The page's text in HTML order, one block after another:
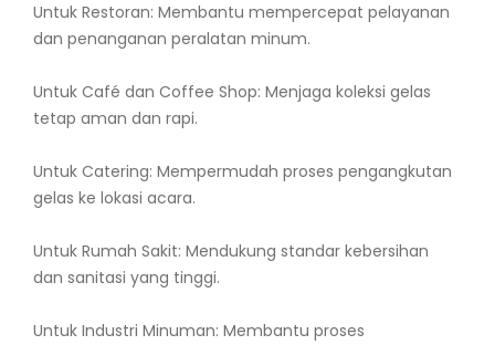
Untuk Restoran: Membantu mempercepat pelayanan
dan penanganan peralatan minum.
Untuk Café dan Coffee Shop: Menjaga koleksi gelas
tetap aman dan rapi.
Untuk Catering: Mempermudah proses pengangkutan
gelas ke lokasi acara.
Untuk Rumah Sakit: Mendukung standar kebersihan
dan sanitasi yang tinggi.
Untuk Industri Minuman: Membantu proses